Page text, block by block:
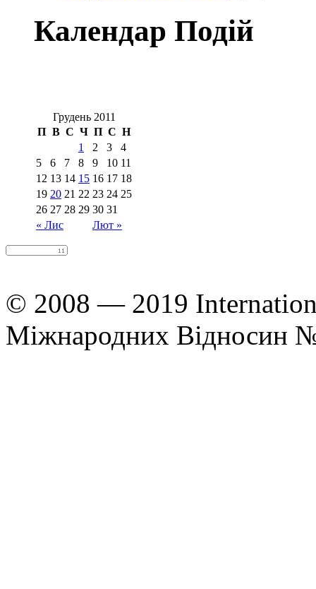
Календар Подій
Грудень 2011
П В С Ч П С Н
« Лис Лют »
1 2 3
4
5
6 7 8 9 10 11
12 13 14 15 16 17 18
19 20 21 22 23 24 25
26 27 28 29 30 31
© 2008 — 2019
Міжнародних Відносин